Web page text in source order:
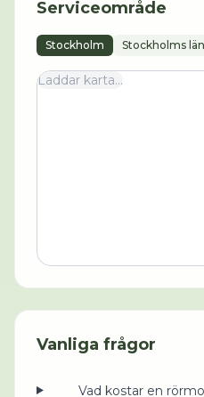
Serviceområde
Stockholm Stockholms län
Laddar karta...
Vanliga frågor
Vad kostar en